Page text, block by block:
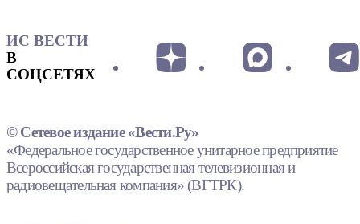
ИС ВЕСТИ
В
СОЦСЕТЯХ
© Сетевое издание «Вести.Ру»
«Федеральное государственное унитарное предприятие
Всероссийская государственная телевизионная и
радиовещательная компания» (ВГТРК).